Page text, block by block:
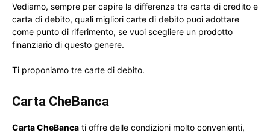
Vediamo, sempre per capire la differenza tra carta di credito e
carta di debito, quali migliori carte di debito puoi adottare
come punto di riferimento, se vuoi scegliere un prodotto
finanziario di questo genere.
Ti proponiamo tre carte di debito.
Carta CheBanca
Carta CheBanca ti offre delle condizioni molto convenienti,